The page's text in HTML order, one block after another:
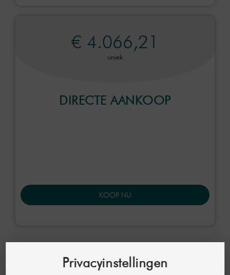
€ 4.066,21
uniek
DIRECTE AANKOOP
KOOP NU
Effectieve rimpelbehandeling en huidverstrakking
Privacyinstellingen